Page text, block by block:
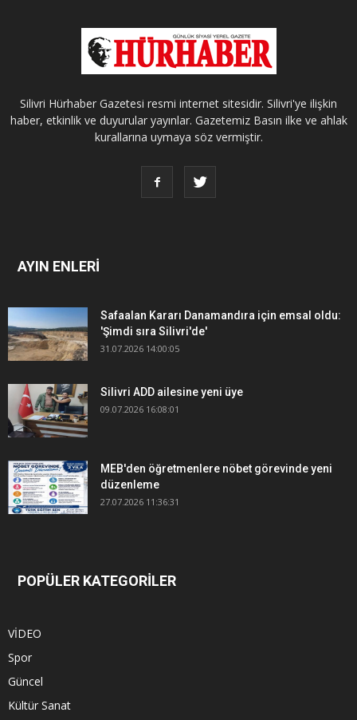
Silivri Hürhaber Gazetesi resmi internet sitesidir. Silivri'ye ilişkin
haber, etkinlik ve duyurular yayınlar. Gazetemiz Basın ilke ve ahlak
kurallarına uymaya söz vermiştir.
AYIN ENLERİ
Safaalan Kararı Danamandıra için emsal oldu:
'Şimdi sıra Silivri'de'
31.07.2026 14:00:05
Silivri ADD ailesine yeni üye
09.07.2026 16:08:01
MEB'den öğretmenlere nöbet görevinde yeni
düzenleme
27.07.2026 11:36:31
POPÜLER KATEGORİLER
VİDEO
Spor
Güncel
Kültür Sanat